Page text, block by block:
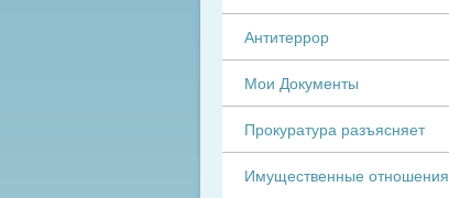
Антитеррор
Мои Документы
Прокуратура разъясняет
Имущественные отношения